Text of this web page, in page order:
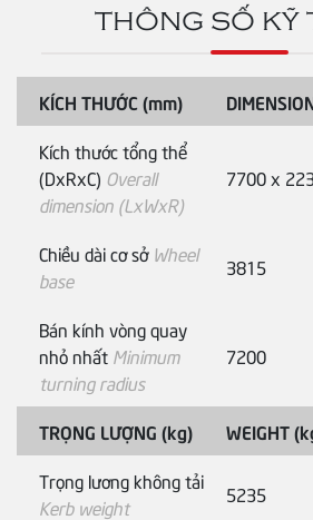
THÔNG SỐ KỸ
KÍCH THƯỚC (mm)
Kích thước tổng thể
(DxRxC) Overall
dimension (LxWxR)
7700 x
Chiều dài cơ sở Wheel
base
3815
Bán kính vòng quay
nhỏ nhất Minimum
turning radius
7200
TRỌNG LƯỢNG (kg)
WEIGHT
Trọng lương không tải
Kerb weight
5235